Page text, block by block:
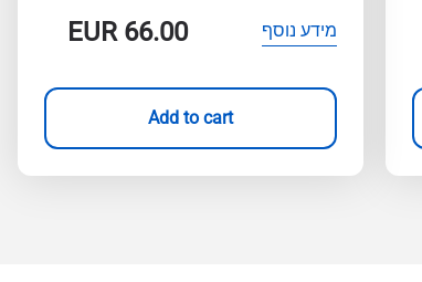
מידע נוסף EUR66.00
Add to cart